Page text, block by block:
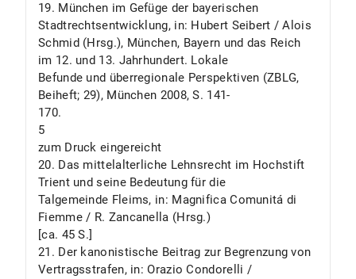
19. München im Gefüge der bayerischen
Stadtrechtsentwicklung, in: Hubert Seibert / Alois
Schmid (Hrsg.), München, Bayern und das Reich
im 12. und 13. Jahrhundert. Lokale
Befunde und überregionale Perspektiven (ZBLG,
Beiheft; 29), München 2008, S. 141-
170.
5
zum Druck eingereicht
20. Das mittelalterliche Lehnsrecht im Hochstift
Trient und seine Bedeutung für die
Talgemeinde Fleims, in: Magnifica Comunitá di
Fiemme / R. Zancanella (Hrsg.)
[ca. 45 S.]
21. Der kanonistische Beitrag zur Begrenzung von
Vertragsstrafen, in: Orazio Condorelli /